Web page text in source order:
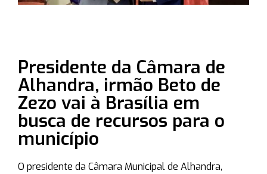
Presidente da Câmara de
Alhandra, irmão Beto de
Zezo vai à Brasília em
busca de recursos para o
município
O presidente da Câmara Municipal de Alhandra,